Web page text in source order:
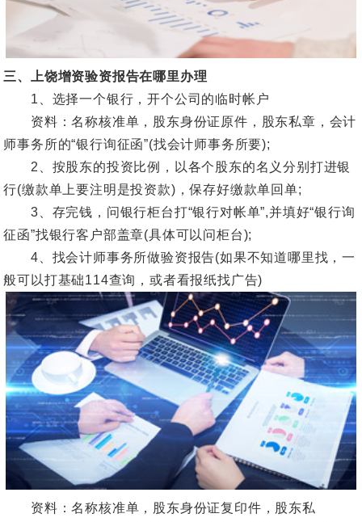
三、上饶增资验资报告在哪里办理
1、选择一个银行，开个公司的临时帐户
资料：名称核准单，股东身份证原件，股东私章，会计
师事务所的“银行询征函”(找会计师事务所要);
2、按股东的投资比例，以各个股东的名义分别打进银
行(缴款单上要注明是投资款)，保存好缴款单回单;
3、存完钱，问银行柜台打“银行对帐单”,并填好“银行询
征函”找银行客户部盖章(具体可以问柜台);
4、找会计师事务所做验资报告(如果不知道哪里找，一
般可以打基础114查询，或者看报纸找广告)
资料：名称核准单，股东身份证复印件，股东私